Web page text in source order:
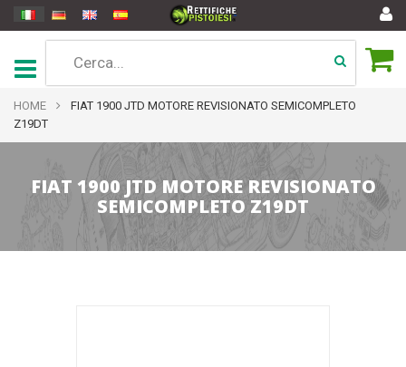
HOME
FIAT 1900 JTD MOTORE REVISIONATO SEMICOMPLETO
Z19DT
FIAT 1900 JTD MOTORE REVISIONATO
SEMICOMPLETO Z19DT